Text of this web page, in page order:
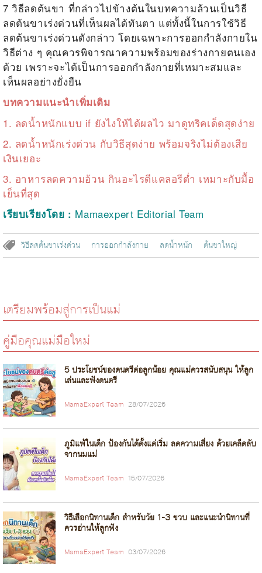
7 วิธีลดต้นขา ที่กล่าวไปข้างต้นในบทความล้วนเป็นวิธี
ลดต้นขาเร่งด่วนที่เห็นผลได้ทันตา แต่ทั้งนี้ในการใช้วิธี
ลดต้นขาเร่งด่วนดังกล่าว โดยเฉพาะการออกกำลังกายใน
วิธีต่าง ๆ คุณควรพิจารณาความพร้อมของร่างกายตนเอง
ด้วย เพราะจะได้เป็นการออกกำลังกายที่เหมาะสมและ
เห็นผลอย่างยั่งยืน
บทความแนะนำเพิ่มเติม
1. ลดน้ำหนักแบบ if ยังไงให้ได้ผลไว มาดูทริคเด็ดสุดง่าย
2. ลดน้ำหนักเร่งด่วน กับวิธีสุดง่าย พร้อมจริงไม่ต้องเสีย
เงินเยอะ
3. อาหารลดความอ้วน กินอะไรดีแคลอรีต่ำ เหมาะกับมื้อ
เย็นที่สุด
เรียบเรียงโดย : Mamaexpert Editorial Team
วิธีลดต้นขาเร่งด่วน การออกกำลังกาย ลดน้ำหนัก ต้นขาใหญ่
เตรียมพร้อมสู่การเป็นแม่
คู่มือคุณแม่มือใหม่
5 ประโยชน์ของดนตรีต่อลูกน้อย คุณแม่ควรสนับสนุน ให้ลูก
เล่นและฟังดนตรี
MamaExpert Team 28/07/2026
ภูมิแพ้ในเด็ก ป้องกันได้ตั้งแต่เริ่ม ลดความเสี่ยง ด้วยเคล็ดลับ
จากนมแม่
MamaExpert Team 15/07/2026
วิธีเลือกนิทานเด็ก สำหรับวัย 1-3 ขวบ และแนะนำนิทานที่
ควรอ่านให้ลูกฟัง
MamaExpert Team 03/07/2026